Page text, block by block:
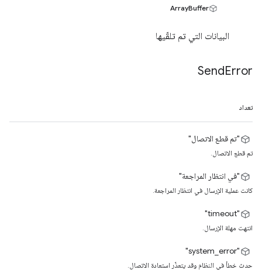
ArrayBuffer
البيانات التي تم تلقّيها
SendError
تعداد
"تم قطع الاتصال"
تم قطع الاتصال.
"في انتظار المراجعة"
كانت عملية الإرسال في انتظار المراجعة.
"timeout"
انتهت مهلة الإرسال.
‫"system_error"
حدث خطأ في النظام وقد يتعذّر استعادة الاتصال.